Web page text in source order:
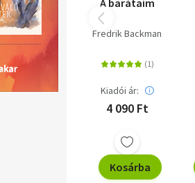
A barátaim
Fredrik Backman
Kiadói ár:
4 090 Ft
Kosárba